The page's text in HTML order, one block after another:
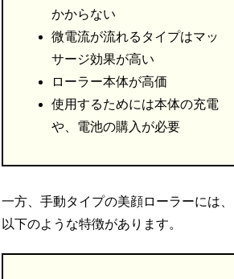
かからない
微電流が流れるタイプはマッ
サージ効果が高い
ローラー本体が高価
使用するためには本体の充電
や、電池の購入が必要
一方、手動タイプの美顔ローラーには、
以下のような特徴があります。